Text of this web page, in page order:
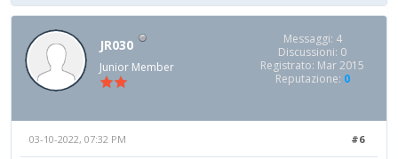
JR030
Junior Member
Messaggi: 4
Discussioni: 0
Registrato: Mar 2015
Reputazione: 0
#6
03-10-2022, 07:32 PM